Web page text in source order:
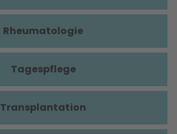
Rheumatologie
Tagespflege
Transplantation